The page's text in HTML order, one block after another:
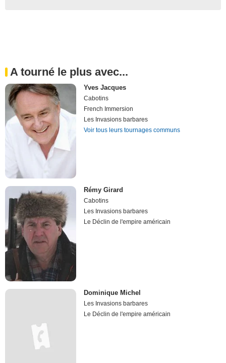
A tourné le plus avec...
Yves Jacques
Cabotins
French Immersion
Les Invasions barbares
Voir tous leurs tournages communs
Rémy Girard
Cabotins
Les Invasions barbares
Le Déclin de l'empire américain
Dominique Michel
Les Invasions barbares
Le Déclin de l'empire américain